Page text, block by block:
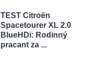
TEST Citroën
Spacetourer XL 2.0
BlueHDi: Rodinný
pracant za ...